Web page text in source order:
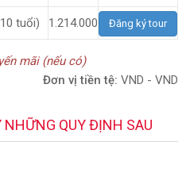
tuổi) 1.214.000 Đăng ký tour
mãi (nếu có)
Đơn vị tiền tệ: VND - VND
QUY ĐỊNH SAU